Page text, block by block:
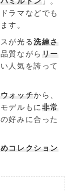
ラマなどでも
す。
が光る洗練さ
質ながら リー
人気を誇って
ォッチから、
デルもに 非常
好みに合った
コレクション